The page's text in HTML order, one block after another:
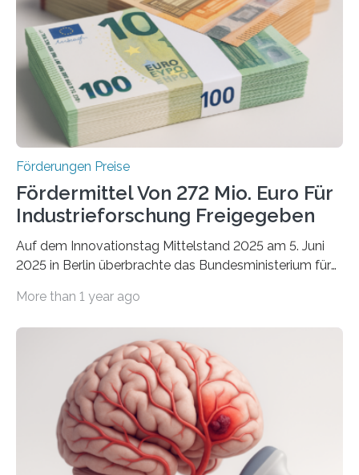
Förderungen Preise
Fördermittel Von 272 Mio. Euro Für
Industrieforschung Freigegeben
Auf dem Innovationstag Mittelstand 2025 am 5. Juni
2025 in Berlin überbrachte das Bundesministerium für
Überplanmäßige Verpflichtungsermächtigungen in
Woche vom Haushaltsausschuss freigegeben – unter
anderem zur Unterstützung der
Industrieforschungsprogramme Industrielle
Gemeinschaftsforschung (IGF), Zentrales
Innovationsprogramm Mittelstand (ZIM) und
Innovationskompetenz INNO-KOM. Auf dem
Innovationstag Mittelstand 2025 am 5. Juni 2025 in
More than 1 year ago